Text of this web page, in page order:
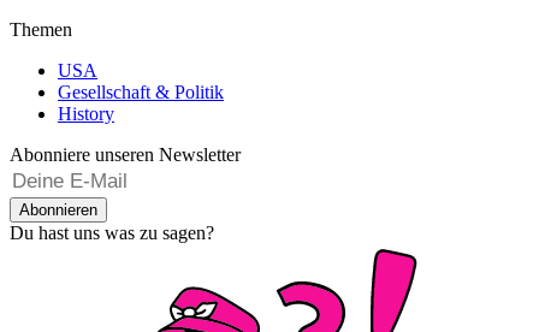
Themen
USA
Gesellschaft & Politik
History
Abonniere unseren Newsletter
Abonnieren
Du hast uns was zu sagen?